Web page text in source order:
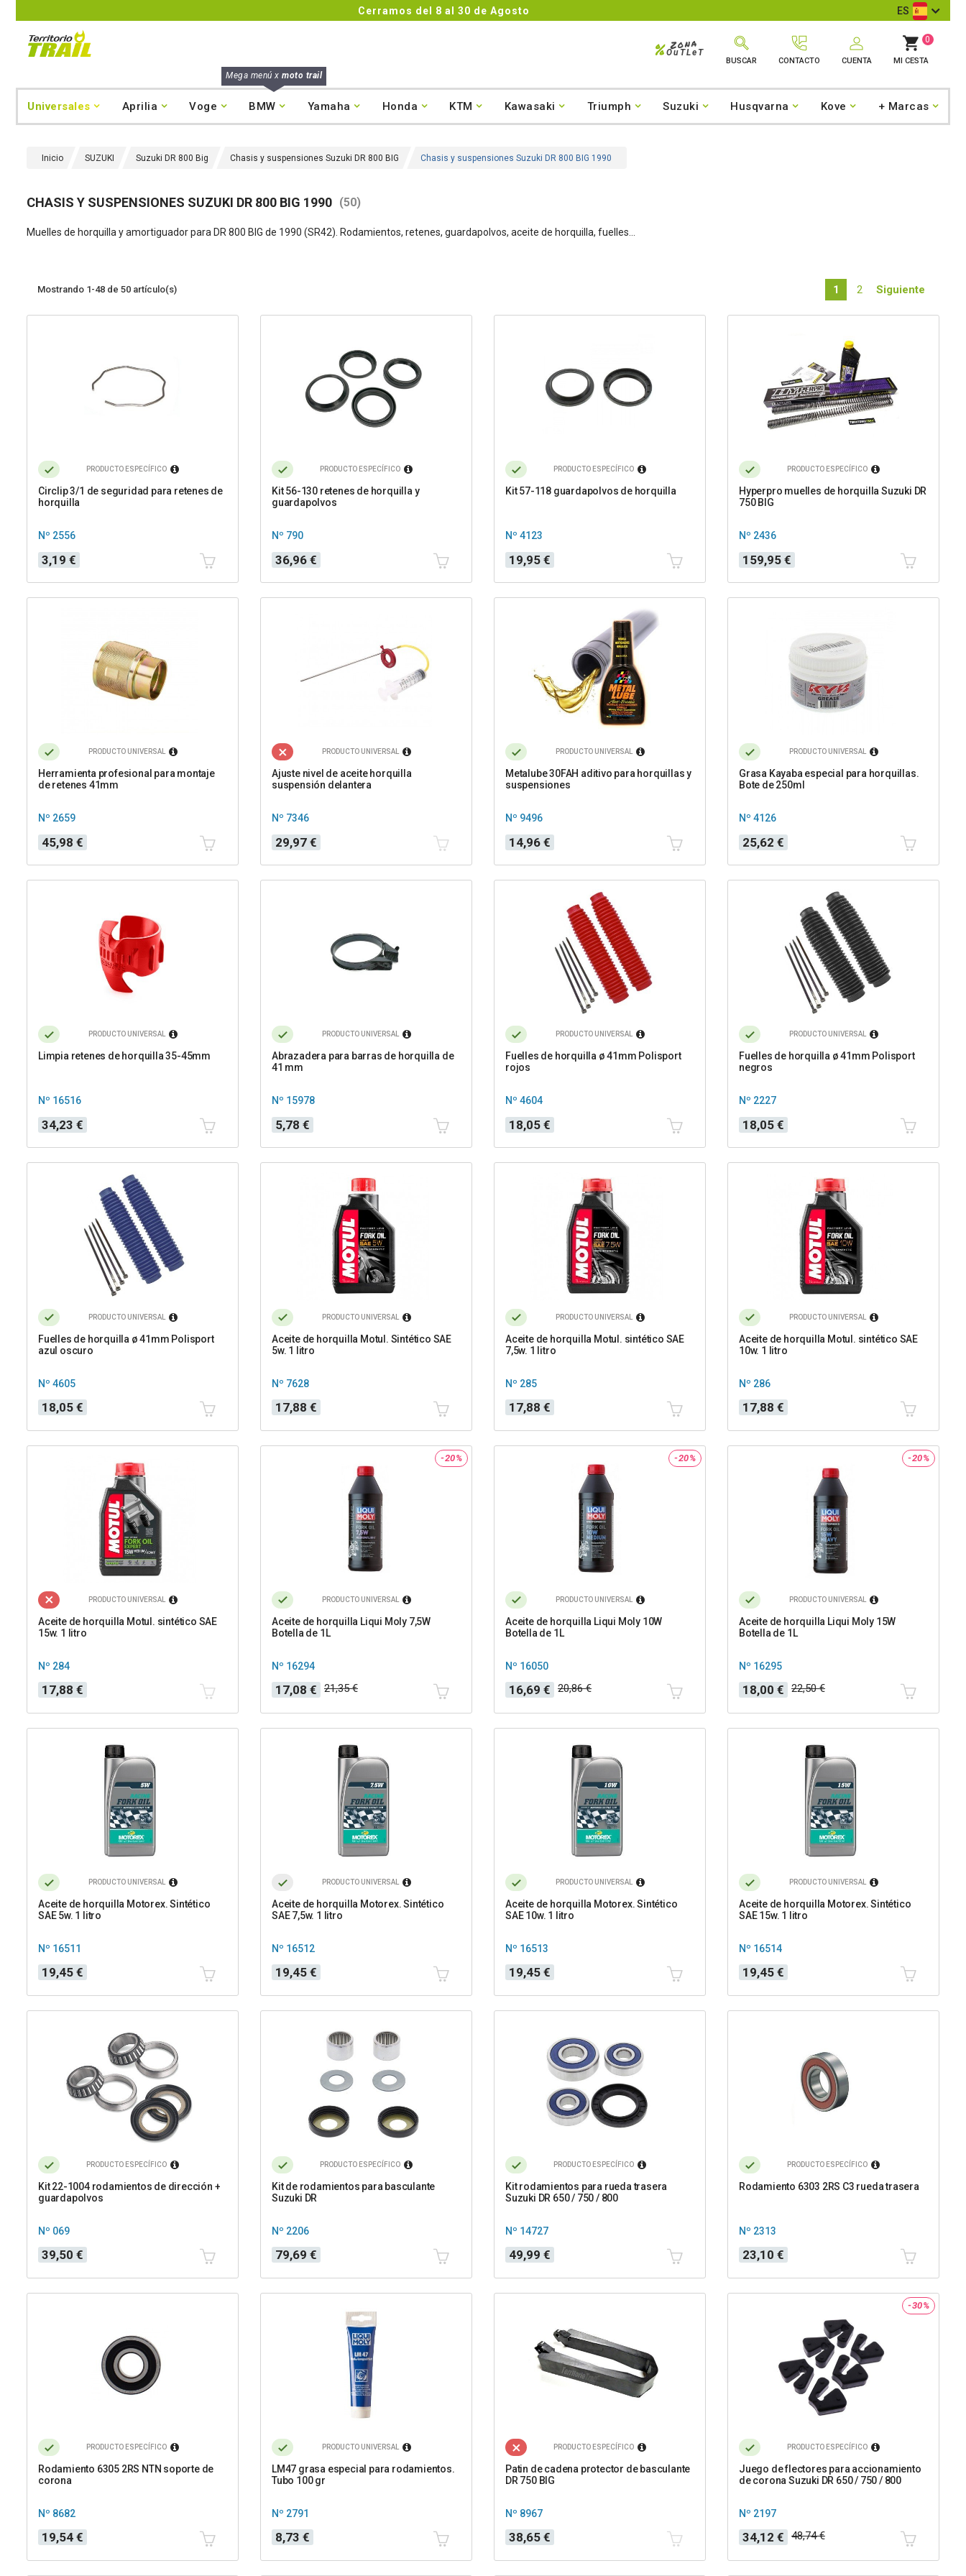
Cerramos del 8 al 30 de Agosto ES
Zona
%OuTLeT
BUSCAR CONTACTO CUENTA
0
MI CESTA
Mega menú x moto trail
Universales Aprilia Voge BMW Yamaha Honda KTM Kawasaki Triumph Suzuki Husqvarna Kove + Marcas
Inicio SUZUKI Suzuki DR 800 Big Chasis y suspensiones Suzuki DR 800 BIG Chasis y suspensiones Suzuki DR 800 BIG 1990
CHASIS Y SUSPENSIONES SUZUKI DR 800 BIG 1990 (50)
Muelles de horquilla y amortiguador para DR 800 BIG de 1990 (SR42) . Rodamientos, retenes, guardapolvos, aceite de horquilla, fuelles...
Mostrando 1-48 de 50 artículo(s) 1 2 Siguiente
PRODUCTO ESPECÍFICO
Circlip 3/1 de seguridad para retenes de
horquilla
Nº 2556
Precio
3,19 €
PRODUCTO ESPECÍFICO
Kit 56-130 retenes de horquilla y
guardapolvos
Nº 790
Precio
36,96 €
PRODUCTO ESPECÍFICO
Kit 57-118 guardapolvos de horquilla
Nº 4123
Precio
19,95 €
PRODUCTO ESPECÍFICO
Hyperpro muelles de horquilla Suzuki DR
750 BIG
Nº 2436
Precio
159,95 €
PRODUCTO UNIVERSAL
Herramienta profesional para montaje
de retenes 41mm
Nº 2659
Precio
45,98 €
PRODUCTO UNIVERSAL
Ajuste nivel de aceite horquilla
suspensión delantera
Nº 7346
Precio
29,97 €
PRODUCTO UNIVERSAL
Metalube 30FAH aditivo para horquillas y
suspensiones
Nº 9496
Precio
14,96 €
PRODUCTO UNIVERSAL
Grasa Kayaba especial para horquillas.
Bote de 250ml
Nº 4126
Precio
25,62 €
PRODUCTO UNIVERSAL
Limpia retenes de horquilla 35-45mm
Nº 16516
Precio
34,23 €
PRODUCTO UNIVERSAL
Abrazadera para barras de horquilla de
41 mm
Nº 15978
Precio
5,78 €
PRODUCTO UNIVERSAL
Fuelles de horquilla ø 41mm Polisport
rojos
Nº 4604
Precio
18,05 €
PRODUCTO UNIVERSAL
Fuelles de horquilla ø 41mm Polisport
negros
Nº 2227
Precio
18,05 €
PRODUCTO UNIVERSAL
Fuelles de horquilla ø 41mm Polisport
azul oscuro
Nº 4605
Precio
18,05 €
PRODUCTO UNIVERSAL
Aceite de horquilla Motul. Sintético SAE
5w. 1 litro
Nº 7628
Precio
17,88 €
PRODUCTO UNIVERSAL
Aceite de horquilla Motul. sintético SAE
7,5w. 1 litro
Nº 285
Precio
17,88 €
PRODUCTO UNIVERSAL
Aceite de horquilla Motul. sintético SAE
10w. 1 litro
Nº 286
Precio
17,88 €
PRODUCTO UNIVERSAL
Aceite de horquilla Motul. sintético SAE
15w. 1 litro
Nº 284
Precio
17,88 €
-20%
PRODUCTO UNIVERSAL
Aceite de horquilla Liqui Moly 7,5W
Botella de 1L
Nº 16294
Precio
17,08 €
Precio
base
21,35 €
-20%
PRODUCTO UNIVERSAL
Aceite de horquilla Liqui Moly 10W
Botella de 1L
Nº 16050
Precio
16,69 €
Precio
base
20,86 €
-20%
PRODUCTO UNIVERSAL
Aceite de horquilla Liqui Moly 15W
Botella de 1L
Nº 16295
Precio
18,00 €
Precio
base
22,50 €
PRODUCTO UNIVERSAL
Aceite de horquilla Motorex. Sintético
SAE 5w. 1 litro
Nº 16511
Precio
19,45 €
PRODUCTO UNIVERSAL
Aceite de horquilla Motorex. Sintético
SAE 7,5w. 1 litro
Nº 16512
Precio
19,45 €
PRODUCTO UNIVERSAL
Aceite de horquilla Motorex. Sintético
SAE 10w. 1 litro
Nº 16513
Precio
19,45 €
PRODUCTO UNIVERSAL
Aceite de horquilla Motorex. Sintético
SAE 15w. 1 litro
Nº 16514
Precio
19,45 €
PRODUCTO ESPECÍFICO
Kit 22-1004 rodamientos de dirección +
guardapolvos
Nº 069
Precio
39,50 €
PRODUCTO ESPECÍFICO
Kit de rodamientos para basculante
Suzuki DR
Nº 2206
Precio
79,69 €
PRODUCTO ESPECÍFICO
Kit rodamientos para rueda trasera
Suzuki DR 650 / 750 / 800
Nº 14727
Precio
49,99 €
PRODUCTO ESPECÍFICO
Rodamiento 6303 2RS C3 rueda trasera
Nº 2313
Precio
23,10 €
PRODUCTO ESPECÍFICO
Rodamiento 6305 2RS NTN soporte de
corona
Nº 8682
Precio
19,54 €
PRODUCTO UNIVERSAL
LM47 grasa especial para rodamientos.
Tubo 100 gr
Nº 2791
Precio
8,73 €
PRODUCTO ESPECÍFICO
Patin de cadena protector de basculante
DR 750 BIG
Nº 8967
Precio
38,65 €
-30%
PRODUCTO ESPECÍFICO
Juego de flectores para accionamiento
de corona Suzuki DR 650 / 750 / 800
Nº 2197
Precio
34,12 €
Precio
base
48,74 €